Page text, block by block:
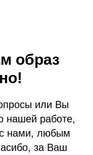
образ
или Вы
нашей работе,
с нами, любым
за Ваш